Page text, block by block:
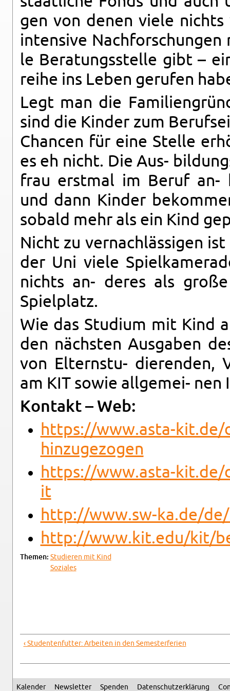
gen von denen viele
in­ten­sive Nach­forschun­gen
le Be­ratungsstelle gibt –
reihe ins Leben gerufen
Legt man die
sind die Kinder zum
Chan­cen für eine Stelle
es eh nicht. Die Aus-
frau er­st­mal im Beruf an-
und dann Kinder
sobald mehr als ein Kind
Nicht zu ver­nachlässi­gen
der Uni viele
nichts an- deres als
Spielplatz.
Wie das Studium mit Kind
den nächsten Aus­gaben
von El­tern­stu- dieren­den,
am KIT sowie all­ge­mei-
Kon­takt – Web:
https://​www.​asta-​
hinzugezogen
https://​www.​asta-​kit.​de/​
it
http://​www.​sw-​ka.​de/​
http://​www.​kit.​edu/​kit/​
The­men: Studieren mit Kind
Soziales
‹ Stu­den­ten­fut­ter: Ar­beiten in den Se­mes­ter­fe­rien
Kalen­der Newslet­ter Spenden Daten­schutzerklärung